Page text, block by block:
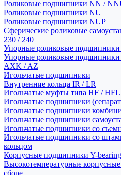
Роликовые подшипники NN /
Роликовые подшипники NU
Роликовые подшипники NUP
Сферические роликовые
230 / 240
Упорные роликовые подшипники
Упорные роликовые подшипники
AXK / AZ
Игольчатые подшипники
Внутренние кольца IR / LR
Игольчатые муфты типа HF / HFL
Игольчатые подшипники
Игольчатые подшипники
Игольчатые подшипники
Игольчатые подшипники со
Игольчатые подшипники со
кольцом
Корпусные подшипники Y-
Высокотемпературные
сборе